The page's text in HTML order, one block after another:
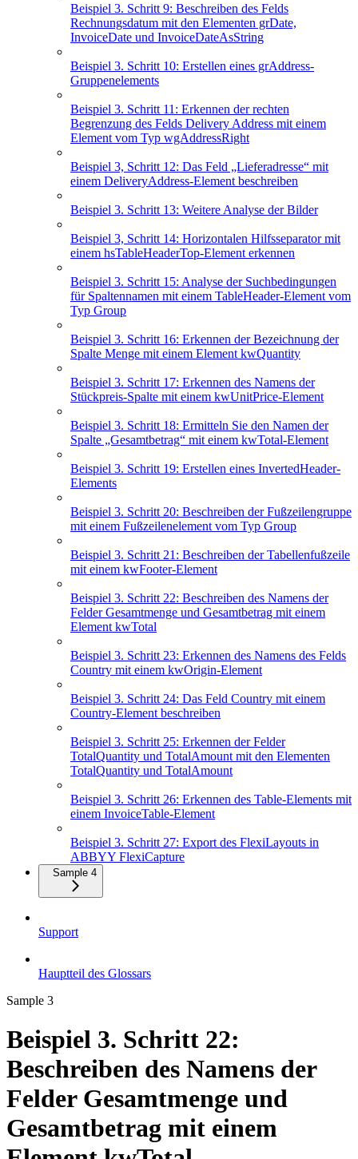
Beispiel 3. Schritt 9: Beschreiben des Felds
Rechnungsdatum mit den Elementen grDate,
InvoiceDate und InvoiceDateAsString
Beispiel 3. Schritt 10: Erstellen eines grAddress-
Gruppenelements
Beispiel 3. Schritt 11: Erkennen der rechten
Begrenzung des Felds Delivery Address mit einem
Element vom Typ wgAddressRight
Beispiel 3, Schritt 12: Das Feld „Lieferadresse“ mit
einem DeliveryAddress-Element beschreiben
Beispiel 3. Schritt 13: Weitere Analyse der Bilder
Beispiel 3, Schritt 14: Horizontalen Hilfsseparator mit
einem hsTableHeaderTop-Element erkennen
Beispiel 3. Schritt 15: Analyse der Suchbedingungen
für Spaltennamen mit einem TableHeader-Element vom
Typ Group
Beispiel 3. Schritt 16: Erkennen der Bezeichnung der
Spalte Menge mit einem Element kwQuantity
Beispiel 3. Schritt 17: Erkennen des Namens der
Stückpreis-Spalte mit einem kwUnitPrice-Element
Beispiel 3. Schritt 18: Ermitteln Sie den Namen der
Spalte „Gesamtbetrag“ mit einem kwTotal-Element
Beispiel 3. Schritt 19: Erstellen eines InvertedHeader-
Elements
Beispiel 3. Schritt 20: Beschreiben der Fußzeilengruppe
mit einem Fußzeilenelement vom Typ Group
Beispiel 3. Schritt 21: Beschreiben der Tabellenfußzeile
mit einem kwFooter-Element
Beispiel 3. Schritt 22: Beschreiben des Namens der
Felder Gesamtmenge und Gesamtbetrag mit einem
Element kwTotal
Beispiel 3. Schritt 23: Erkennen des Namens des Felds
Country mit einem kwOrigin-Element
Beispiel 3. Schritt 24: Das Feld Country mit einem
Country-Element beschreiben
Beispiel 3. Schritt 25: Erkennen der Felder
TotalQuantity und TotalAmount mit den Elementen
TotalQuantity und TotalAmount
Beispiel 3. Schritt 26: Erkennen des Table-Elements mit
einem InvoiceTable-Element
Beispiel 3. Schritt 27: Export des FlexiLayouts in
ABBYY FlexiCapture
Sample 4
Support
Hauptteil des Glossars
Sample 3
Beispiel 3. Schritt 22:
Beschreiben des Namens der
Felder Gesamtmenge und
Gesamtbetrag mit einem